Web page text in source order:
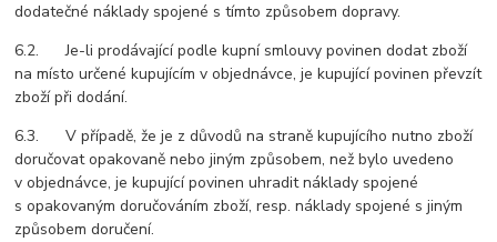
dodatečné náklady spojené s tímto způsobem dopravy.
6.2. Je-li prodávající podle kupní smlouvy povinen dodat zboží
na místo určené kupujícím v objednávce, je kupující povinen převzít
zboží při dodání.
6.3. V případě, že je z důvodů na straně kupujícího nutno zboží
doručovat opakovaně nebo jiným způsobem, než bylo uvedeno
v objednávce, je kupující povinen uhradit náklady spojené
s opakovaným doručováním zboží, resp. náklady spojené s jiným
způsobem doručení.